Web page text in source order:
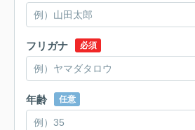
フリガナ 必須
年齢 任意